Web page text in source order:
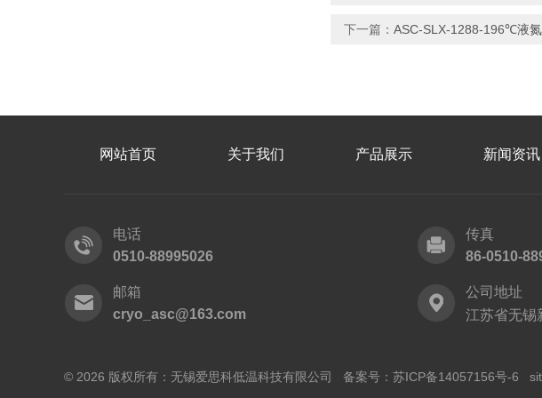
下一篇： ASC-SLX-1288-196℃液
网站首页 关于我们 产品展示 新闻资讯
电话
0510-88995026
传真
86-0510-
邮箱
cryo_asc@163.com
公司地址
江苏省无锡
© 2026 版权所有：无锡爱思科低温科技有限公司 备案号： 苏ICP备14057156号-6